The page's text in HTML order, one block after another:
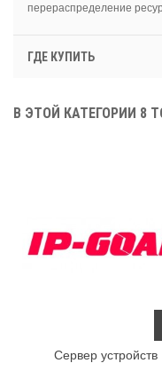
перераспределение
ГДЕ КУПИТЬ
В ЭТОЙ КАТЕГОРИИ 8
Сервер устройств